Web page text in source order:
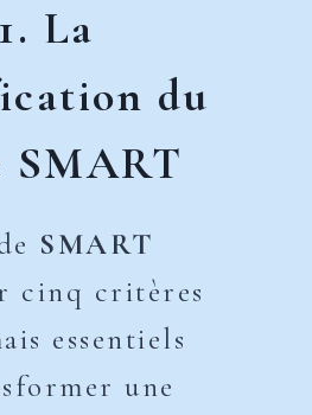
1. La
du
SMART
SMART
cinq critères
essentiels
une